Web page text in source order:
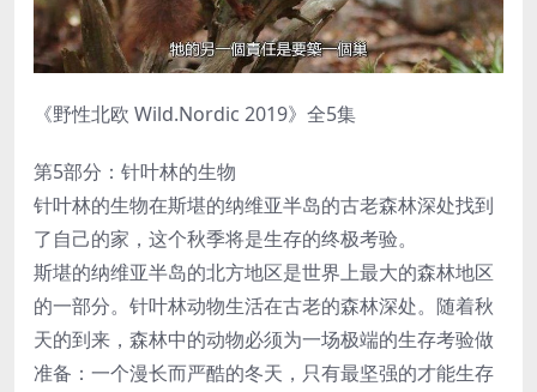
《野性北欧 Wild.Nordic 2019》全5集
第5部分：针叶林的生物
针叶林的生物在斯堪的纳维亚半岛的古老森林深处找到
了自己的家，这个秋季将是生存的终极考验。
斯堪的纳维亚半岛的北方地区是世界上最大的森林地区
的一部分。针叶林动物生活在古老的森林深处。随着秋
天的到来，森林中的动物必须为一场极端的生存考验做
准备：一个漫长而严酷的冬天，只有最坚强的才能生存